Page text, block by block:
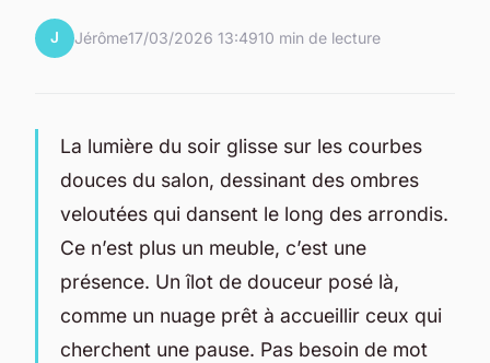
J Jérôme17/03/2026 13:4910 min de lecture
La lumière du soir glisse sur les courbes
douces du salon, dessinant des ombres
veloutées qui dansent le long des arrondis.
Ce n’est plus un meuble, c’est une
présence. Un îlot de douceur posé là,
comme un nuage prêt à accueillir ceux qui
cherchent une pause. Pas besoin de mot